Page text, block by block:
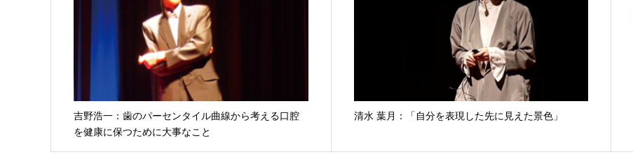
吉野浩一：歯のパーセンタイル曲線から考える口腔
を健康に保つために大事なこと
清水 葉月：「自分を表現した先に見えた景色」